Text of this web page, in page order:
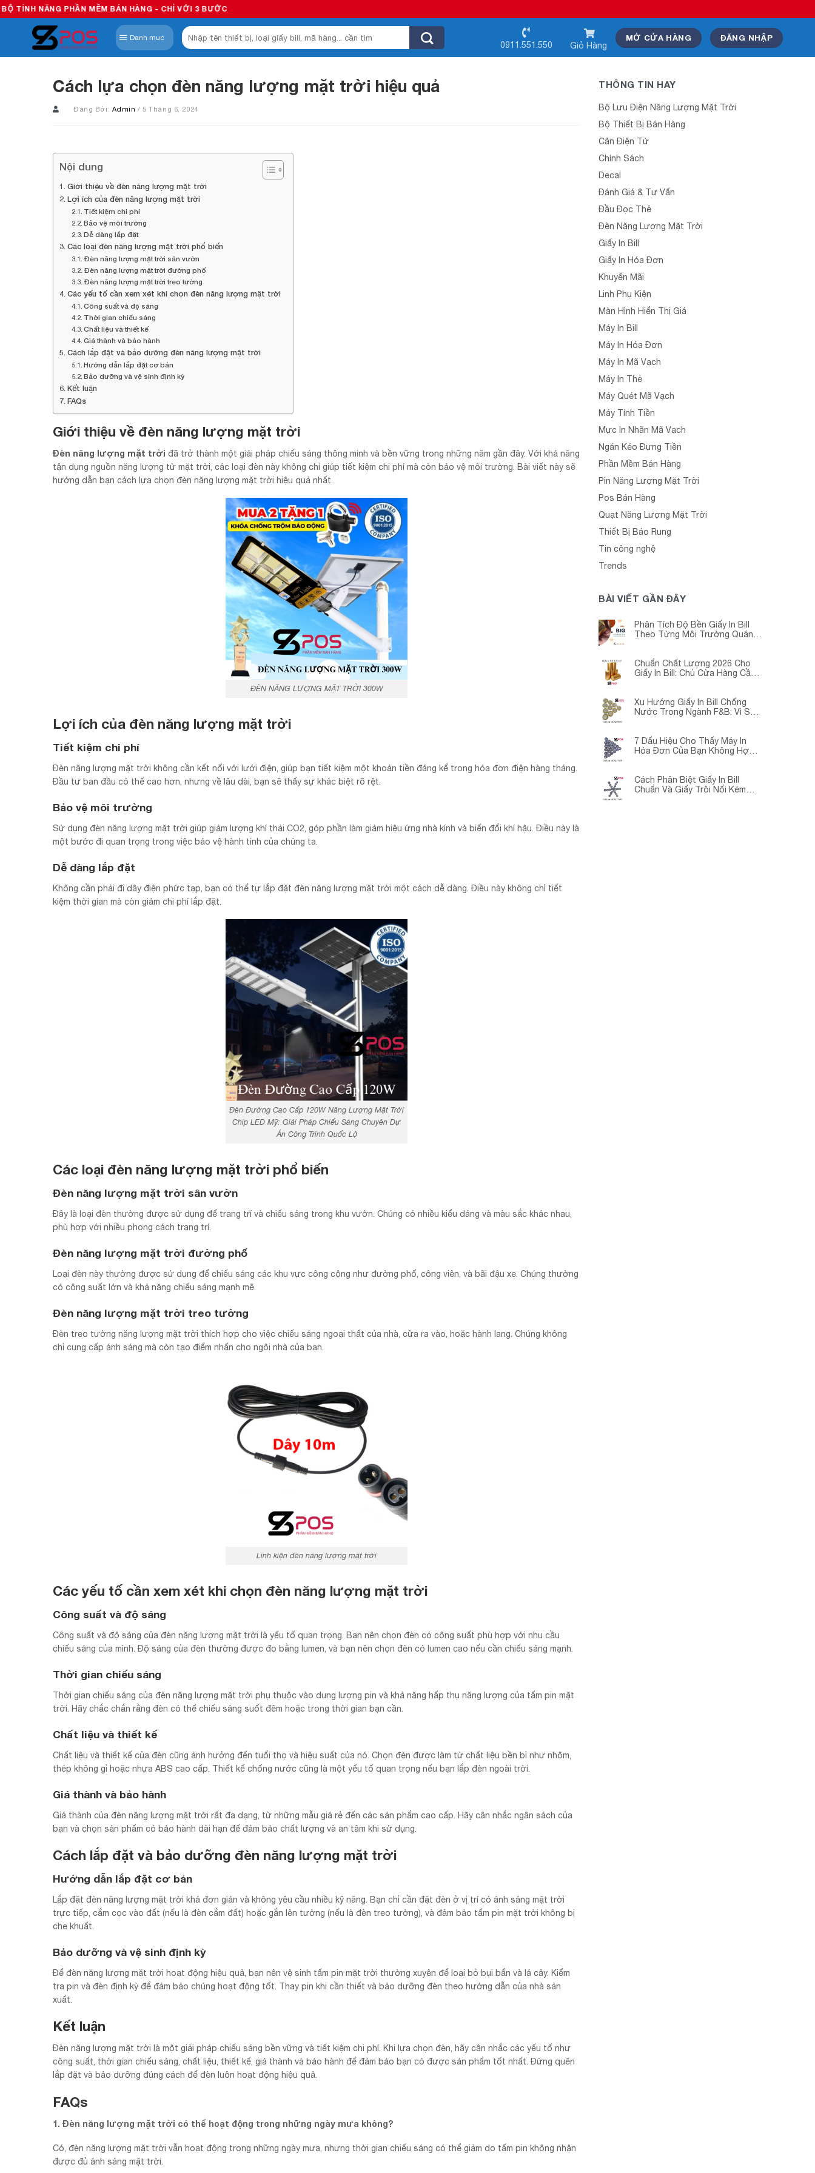
Skip
to
content
MỀM BÁN HÀNG - CHỈ VỚI 3 BƯỚC
Danh mục
Tìm
kiếm:
0911.551.550 Giỏ Hàng
MỞ CỬA HÀNG ĐĂNG NHẬP
Cách lựa chọn đèn năng lượng mặt trời hiệu quả
Đăng Bởi: Admin / 5 Tháng 6, 2024
Nội dung
Giới thiệu về đèn năng lượng mặt trời
Lợi ích của đèn năng lượng mặt trời
Tiết kiệm chi phí
Bảo vệ môi trường
Dễ dàng lắp đặt
Các loại đèn năng lượng mặt trời phổ biến
Đèn năng lượng mặt trời sân vườn
Đèn năng lượng mặt trời đường phố
Đèn năng lượng mặt trời treo tường
Các yếu tố cần xem xét khi chọn đèn năng lượng mặt trời
Công suất và độ sáng
Thời gian chiếu sáng
Chất liệu và thiết kế
Giá thành và bảo hành
Cách lắp đặt và bảo dưỡng đèn năng lượng mặt trời
Hướng dẫn lắp đặt cơ bản
Bảo dưỡng và vệ sinh định kỳ
Kết luận
FAQs
Giới thiệu về đèn năng lượng mặt trời
Đèn năng lượng mặt trời đã trở thành một giải pháp chiếu sáng thông minh và bền vững trong những năm gần đây. Với khả năng
tận dụng nguồn năng lượng từ mặt trời, các loại đèn này không chỉ giúp tiết kiệm chi phí mà còn bảo vệ môi trường. Bài viết này sẽ
hướng dẫn bạn cách lựa chọn đèn năng lượng mặt trời hiệu quả nhất.
ĐÈN NĂNG LƯỢNG MẶT TRỜI 300W
Lợi ích của đèn năng lượng mặt trời
Tiết kiệm chi phí
Đèn năng lượng mặt trời không cần kết nối với lưới điện, giúp bạn tiết kiệm một khoản tiền đáng kể trong hóa đơn điện hàng tháng.
Đầu tư ban đầu có thể cao hơn, nhưng về lâu dài, bạn sẽ thấy sự khác biệt rõ rệt.
Bảo vệ môi trường
Sử dụng đèn năng lượng mặt trời giúp giảm lượng khí thải CO2, góp phần làm giảm hiệu ứng nhà kính và biến đổi khí hậu. Điều này là
một bước đi quan trọng trong việc bảo vệ hành tinh của chúng ta.
Dễ dàng lắp đặt
Không cần phải đi dây điện phức tạp, bạn có thể tự lắp đặt đèn năng lượng mặt trời một cách dễ dàng. Điều này không chỉ tiết
kiệm thời gian mà còn giảm chi phí lắp đặt.
Đèn Đường Cao Cấp 120W Năng Lượng Mặt Trời
Chip LED Mỹ: Giải Pháp Chiếu Sáng Chuyên Dự
Án Công Trình Quốc Lộ
Các loại đèn năng lượng mặt trời phổ biến
Đèn năng lượng mặt trời sân vườn
Đây là loại đèn thường được sử dụng để trang trí và chiếu sáng trong khu vườn. Chúng có nhiều kiểu dáng và màu sắc khác nhau,
phù hợp với nhiều phong cách trang trí.
Đèn năng lượng mặt trời đường phố
Loại đèn này thường được sử dụng để chiếu sáng các khu vực công cộng như đường phố, công viên, và bãi đậu xe. Chúng thường
có công suất lớn và khả năng chiếu sáng mạnh mẽ.
Đèn năng lượng mặt trời treo tường
Đèn treo tường năng lượng mặt trời thích hợp cho việc chiếu sáng ngoại thất của nhà, cửa ra vào, hoặc hành lang. Chúng không
chỉ cung cấp ánh sáng mà còn tạo điểm nhấn cho ngôi nhà của bạn.
Linh kiện đèn năng lượng mặt trời
Các yếu tố cần xem xét khi chọn đèn năng lượng mặt trời
Công suất và độ sáng
Công suất và độ sáng của đèn năng lượng mặt trời là yếu tố quan trọng. Bạn nên chọn đèn có công suất phù hợp với nhu cầu
chiếu sáng của mình. Độ sáng của đèn thường được đo bằng lumen, và bạn nên chọn đèn có lumen cao nếu cần chiếu sáng mạnh.
Thời gian chiếu sáng
Thời gian chiếu sáng của đèn năng lượng mặt trời phụ thuộc vào dung lượng pin và khả năng hấp thụ năng lượng của tấm pin mặt
trời. Hãy chắc chắn rằng đèn có thể chiếu sáng suốt đêm hoặc trong thời gian bạn cần.
Chất liệu và thiết kế
Chất liệu và thiết kế của đèn cũng ảnh hưởng đến tuổi thọ và hiệu suất của nó. Chọn đèn được làm từ chất liệu bền bỉ như nhôm,
thép không gỉ hoặc nhựa ABS cao cấp. Thiết kế chống nước cũng là một yếu tố quan trọng nếu bạn lắp đèn ngoài trời.
Giá thành và bảo hành
Giá thành của đèn năng lượng mặt trời rất đa dạng, từ những mẫu giá rẻ đến các sản phẩm cao cấp. Hãy cân nhắc ngân sách của
bạn và chọn sản phẩm có bảo hành dài hạn để đảm bảo chất lượng và an tâm khi sử dụng.
Cách lắp đặt và bảo dưỡng đèn năng lượng mặt trời
Hướng dẫn lắp đặt cơ bản
Lắp đặt đèn năng lượng mặt trời khá đơn giản và không yêu cầu nhiều kỹ năng. Bạn chỉ cần đặt đèn ở vị trí có ánh sáng mặt trời
trực tiếp, cắm cọc vào đất (nếu là đèn cắm đất) hoặc gắn lên tường (nếu là đèn treo tường), và đảm bảo tấm pin mặt trời không bị
che khuất.
Bảo dưỡng và vệ sinh định kỳ
Để đèn năng lượng mặt trời hoạt động hiệu quả, bạn nên vệ sinh tấm pin mặt trời thường xuyên để loại bỏ bụi bẩn và lá cây. Kiểm
tra pin và đèn định kỳ để đảm bảo chúng hoạt động tốt. Thay pin khi cần thiết và bảo dưỡng đèn theo hướng dẫn của nhà sản
xuất.
Kết luận
Đèn năng lượng mặt trời là một giải pháp chiếu sáng bền vững và tiết kiệm chi phí. Khi lựa chọn đèn, hãy cân nhắc các yếu tố như
công suất, thời gian chiếu sáng, chất liệu, thiết kế, giá thành và bảo hành để đảm bảo bạn có được sản phẩm tốt nhất. Đừng quên
lắp đặt và bảo dưỡng đúng cách để đèn luôn hoạt động hiệu quả.
FAQs
1. Đèn năng lượng mặt trời có thể hoạt động trong những ngày mưa không?
Có, đèn năng lượng mặt trời vẫn hoạt động trong những ngày mưa, nhưng thời gian chiếu sáng có thể giảm do tấm pin không nhận
được đủ ánh sáng mặt trời.
THÔNG TIN HAY
Bộ Lưu Điện Năng Lượng Mặt Trời
Bộ Thiết Bị Bán Hàng
Cân Điện Tử
Chính Sách
Decal
Đánh Giá & Tư Vấn
Đầu Đọc Thẻ
Đèn Năng Lượng Mặt Trời
Giấy In Bill
Giấy In Hóa Đơn
Khuyến Mãi
Linh Phụ Kiện
Màn Hình Hiển Thị Giá
Máy In Bill
Máy In Hóa Đơn
Máy In Mã Vạch
Máy In Thẻ
Máy Quét Mã Vạch
Máy Tính Tiền
Mực In Nhãn Mã Vạch
Ngăn Kéo Đựng Tiền
Phần Mềm Bán Hàng
Pin Năng Lượng Mặt Trời
Pos Bán Hàng
Quạt Năng Lượng Mặt Trời
Thiết Bị Báo Rung
Tin công nghệ
Trends
BÀI VIẾT GẦN ĐÂY
Phân Tích Độ Bền Giấy In Bill
Theo Từng Môi Trường Quán
Chuẩn Chất Lượng 2026 Cho
Giấy In Bill: Chủ Cửa Hàng Cần
Xu Hướng Giấy In Bill Chống
Nước Trong Ngành F&B: Vì Sao
7 Dấu Hiệu Cho Thấy Máy In
Hóa Đơn Của Bạn Không Hợp
Cách Phân Biệt Giấy In Bill
Chuẩn Và Giấy Trôi Nổi Kém